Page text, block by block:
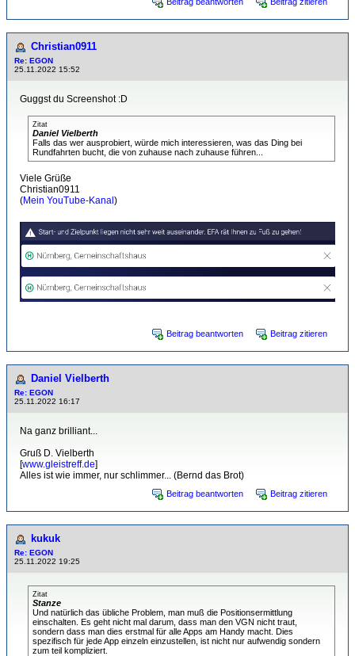
Christian0911
Re: EGON
25.11.2022 15:52
Guggst du Screenshot :D
Zitat
Daniel Vielberth
Falls das wer ausprobiert, würde mich interessieren, was das Ding bei
Rundfahrten bucht, die von zuhause nach zuhause führen...
Viele Grüße
Christian0911
(Mein YouTube-Kanal )
Beitrag beantworten Beitrag zitieren
Daniel Vielberth
Re: EGON
25.11.2022 16:17
Na ganz brilliant...
Gruß D. Vielberth
[www.gleistreff.de]
Alles ist wie immer, nur schlimmer... (Bernd das Brot)
Beitrag beantworten Beitrag zitieren
kukuk
Re: EGON
25.11.2022 19:25
Zitat
Stanze
Und natürlich das übliche Problem, man muß die Positionsermittlung
einschalten. Es geht nicht mal darum, dass man den VGN nicht traut,
sondern dass man dies erstmal für alle Apps am Handy macht. Dies
spezifisch für jede App einzeln einzustellen, ist nicht nur aufwendig sondern
zum teil kompliziert.